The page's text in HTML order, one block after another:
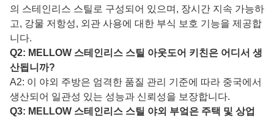
의 스테인리스 스틸로 구성되어 있으며, 장시간 지속 가능하
고, 강물 저항성, 외관 사용에 대한 부식 보호 기능을 제공합
니다.
Q2: MELLOW 스테인리스 스틸 아웃도어 키친은 어디서 생
산됩니까?
A2: 이 야외 주방은 엄격한 품질 관리 기준에 따라 중국에서
생산되어 일관성 있는 성능과 신뢰성을 보장합니다.
Q3: MELLOW 스테인리스 스틸 야외 부엌은 주택 및 상업